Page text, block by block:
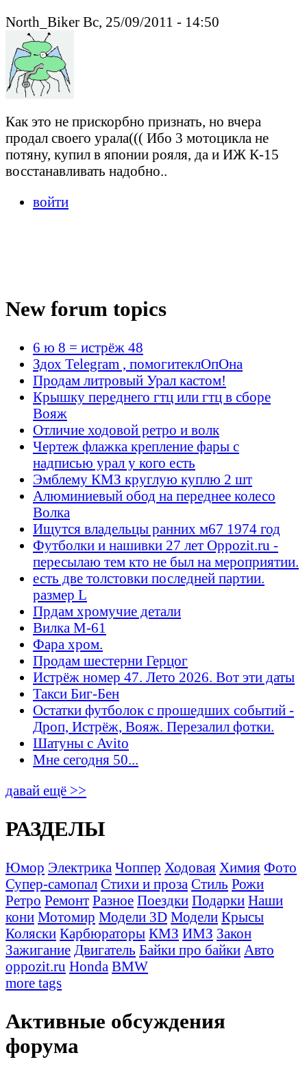
North_Biker Вс, 25/09/2011 - 14:50
Как это не прискорбно признать, но вчера
продал своего урала((( Ибо 3 мотоцикла не
потяну, купил в японии рояля, да и ИЖ К-15
восстанавливать надобно..
войти
New forum topics
6 ю 8 = истрёж 48
Здох Telegram , помогитеклОпОна
Продам литровый Урал кастом!
Крышку переднего гтц или гтц в сборе
Вояж
Отличие ходовой ретро и волк
Чертеж флажка крепление фары с
надписью урал у кого есть
Эмблему КМЗ круглую куплю 2 шт
Алюминиевый обод на переднее колесо
Волка
Ищутся владельцы ранних м67 1974 год
Футболки и нашивки 27 лет Oppozit.ru -
пересылаю тем кто не был на мероприятии.
есть две толстовки последней партии.
размер L
Прдам хромучие детали
Вилка М-61
Фара хром.
Продам шестерни Герцог
Истрёж номер 47. Лето 2026. Вот эти даты
Такси Биг-Бен
Остатки футболок с прошедших событий -
Дроп, Истрёж, Вояж. Перезалил фотки.
Шатуны с Avito
Мне сегодня 50...
давай ещё >>
РАЗДЕЛЫ
Юмор Электрика Чоппер Ходовая Химия Фото
Супер-самопал Стихи и проза Стиль Рожи
Ретро Ремонт Разное Поездки Подарки Наши
кони Мотомир Модели 3D Модели Крысы
Коляски Карбюраторы КМЗ ИМЗ Закон
Зажигание Двигатель Байки про байки Авто
oppozit.ru Honda BMW
more tags
Активные обсуждения
форума